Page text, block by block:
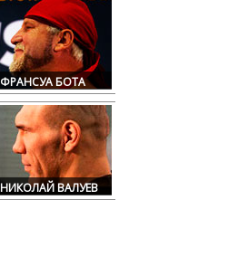
ФРАНСУА БОТА
НИКОЛАЙ ВАЛУЕВ